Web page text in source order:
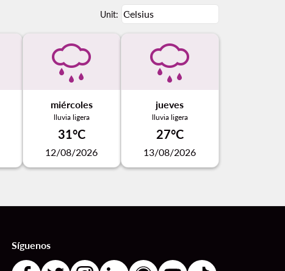
Unit: Weather unit option Celsius
Celsius
keyboard_arrow_down
miércoles
lluvia ligera
31°C
12/08/2026
jueves
lluvia ligera
27°C
13/08/2026
Síguenos